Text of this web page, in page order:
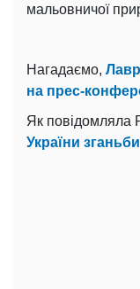
мальовничої
Нагадаємо,
на прес-
Як повідомляла
України